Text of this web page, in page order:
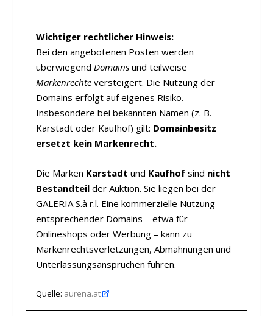
Wichtiger rechtlicher Hinweis:
Bei den angebotenen Posten werden
überwiegendDomains und teilweise
Markenrechte versteigert. Die Nutzung der
Domains erfolgt auf eigenes Risiko.
Insbesondere bei bekannten Namen (z. B.
Karstadt oder Kaufhof) gilt: Domainbesitz
ersetzt kein Markenrecht.
Die Marken Karstadt und Kaufhof sind nicht
Bestandteil der Auktion. Sie liegen bei der
GALERIA S.à r.l. Eine kommerzielle Nutzung
entsprechender Domains – etwa für
Onlineshops oder Werbung – kann zu
Markenrechtsverletzungen, Abmahnungen und
Unterlassungsansprüchen führen.
Quelle: aurena.at